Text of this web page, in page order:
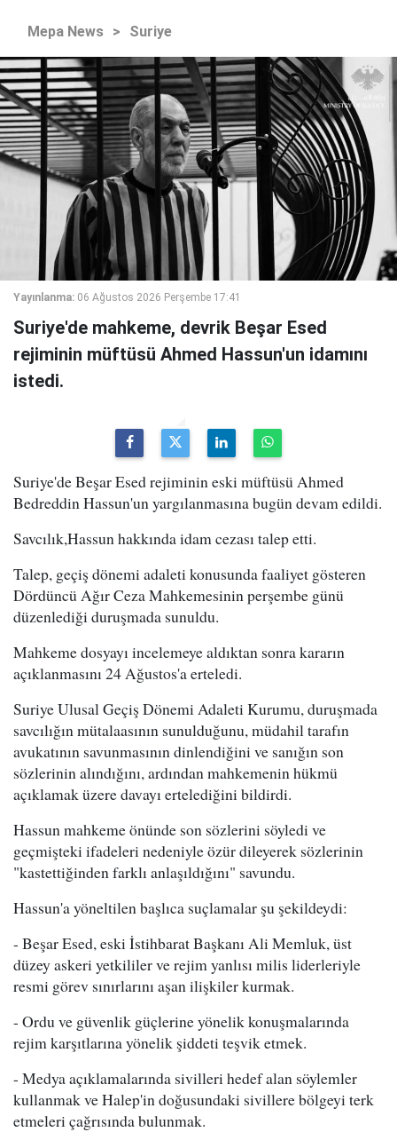
Mepa News > Suriye
Yayınlanma: 06 Ağustos 2026 Perşembe 17:41
Suriye'de mahkeme, devrik Beşar Esed
rejiminin müftüsü Ahmed Hassun'un idamını
istedi.
Suriye'de Beşar Esed rejiminin eski müftüsü Ahmed
Bedreddin Hassun'un yargılanmasına bugün devam edildi.
Savcılık,Hassun hakkında idam cezası talep etti.
Talep, geçiş dönemi adaleti konusunda faaliyet gösteren
Dördüncü Ağır Ceza Mahkemesinin perşembe günü
düzenlediği duruşmada sunuldu.
Mahkeme dosyayı incelemeye aldıktan sonra kararın
açıklanmasını 24 Ağustos'a erteledi.
Suriye Ulusal Geçiş Dönemi Adaleti Kurumu, duruşmada
savcılığın mütalaasının sunulduğunu, müdahil tarafın
avukatının savunmasının dinlendiğini ve sanığın son
sözlerinin alındığını, ardından mahkemenin hükmü
açıklamak üzere davayı ertelediğini bildirdi.
Hassun mahkeme önünde son sözlerini söyledi ve
geçmişteki ifadeleri nedeniyle özür dileyerek sözlerinin
"kastettiğinden farklı anlaşıldığını" savundu.
Hassun'a yöneltilen başlıca suçlamalar şu şekildeydi:
- Beşar Esed, eski İstihbarat Başkanı Ali Memluk, üst
düzey askeri yetkililer ve rejim yanlısı milis liderleriyle
resmi görev sınırlarını aşan ilişkiler kurmak.
- Ordu ve güvenlik güçlerine yönelik konuşmalarında
rejim karşıtlarına yönelik şiddeti teşvik etmek.
- Medya açıklamalarında sivilleri hedef alan söylemler
kullanmak ve Halep'in doğusundaki sivillere bölgeyi terk
etmeleri çağrısında bulunmak.